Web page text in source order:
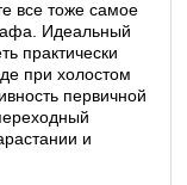
все тоже самое
Идеальный
практически
при холостом
первичной
и